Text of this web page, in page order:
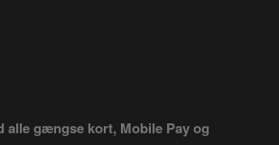
alle gængse kort, Mobile Pay og